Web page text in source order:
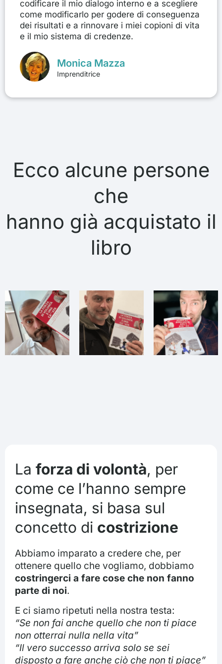
codificare il mio dialogo interno e a scegliere
come modificarlo per godere di conseguenza
dei risultati e a rinnovare i miei copioni di vita
e il mio sistema di credenze.
Monica Mazza
Imprenditrice
Ecco alcune persone
che
hanno già acquistato il
libro
La forza di volontà, per
come ce l’hanno sempre
insegnata, si basa sul
concetto di costrizione
Abbiamo imparato a credere che, per
ottenere quello che vogliamo, dobbiamo
costringerci a fare cose che non fanno
parte di noi.
E ci siamo ripetuti nella nostra testa:
“Se non fai anche quello che non ti piace
non otterrai nulla nella vita”
“Il vero successo arriva solo se sei
disposto a fare anche ciò che non ti piace”